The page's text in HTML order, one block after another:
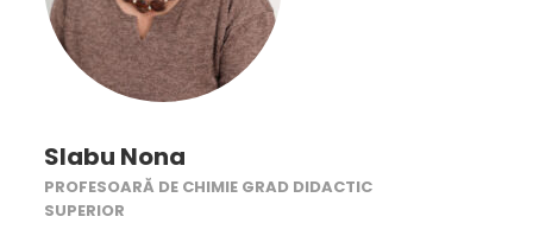
Slabu Nona
PROFESOARĂ DE CHIMIE GRAD DIDACTIC
SUPERIOR